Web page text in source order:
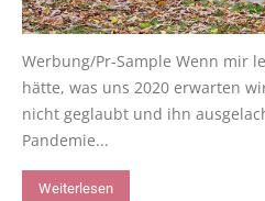
Werbung/Pr-Sample Wenn mir
hätte, was uns 2020 erwarten
nicht geglaubt und ihn
Pandemie...
Weiterlesen